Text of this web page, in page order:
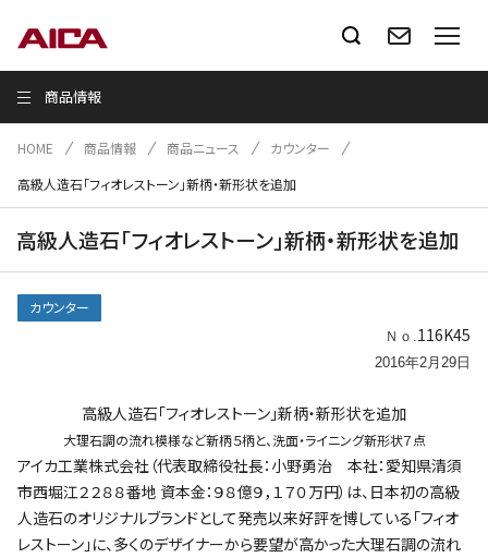
商品情報
HOME 商品情報 商品ニュース
カウンター
高級人造石「フィオレストーン」新柄・新形状を追加
高級人造石「フィオレストーン」新柄・新形状を追加
カウンター
Ｎｏ.116K45
2016年2月29日
高級人造石「フィオレストーン」新柄・新形状を追加
大理石調の流れ模様など新柄５柄と、洗面・ライニング新形状７点
アイカ工業株式会社（代表取締役社長：小野勇治 本社：愛知県清須
市西堀江２２８８番地 資本金：９８億９，１７０万円）は、日本初の高級
人造石のオリジナルブランドとして発売以来好評を博している「フィオ
レストーン」に、多くのデザイナーから要望が高かった大理石調の流れ